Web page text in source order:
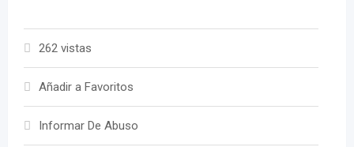
262 vistas
Añadir a Favoritos
Informar De Abuso